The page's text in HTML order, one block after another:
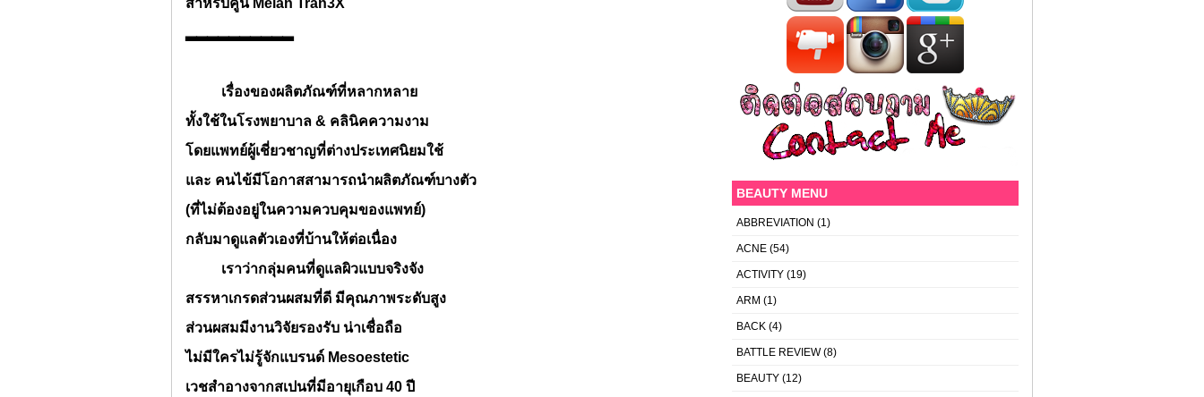
สำหรับคู่นี้ Melan Tran3X
▂▂▂▂▂▂▂▂▂▂
เรื่องของผลิตภัณฑ์ที่หลากหลาย
ทั้งใช้ในโรงพยาบาล & คลินิคความงาม
โดยแพทย์ผู้เชี่ยวชาญที่ต่างประเทศนิยมใช้
และ คนไข้มีโอกาสสามารถนำผลิตภัณฑ์บางตัว
(ที่ไม่ต้องอยู่ในความควบคุมของแพทย์)
กลับมาดูแลตัวเองที่บ้านให้ต่อเนื่อง
เราว่ากลุ่มคนที่ดูแลผิวแบบจริงจัง
สรรหาเกรดส่วนผสมที่ดี มีคุณภาพระดับสูง
ส่วนผสมมีงานวิจัยรองรับ น่าเชื่อถือ
ไม่มีใครไม่รู้จักแบรนด์ Mesoestetic
เวชสำอางจากสเปนที่มีอายุเกือบ 40 ปี
BEAUTY MENU
ABBREVIATION (1)
ACNE (54)
ACTIVITY (19)
ARM (1)
BACK (4)
BATTLE REVIEW(8)
BEAUTY (12)